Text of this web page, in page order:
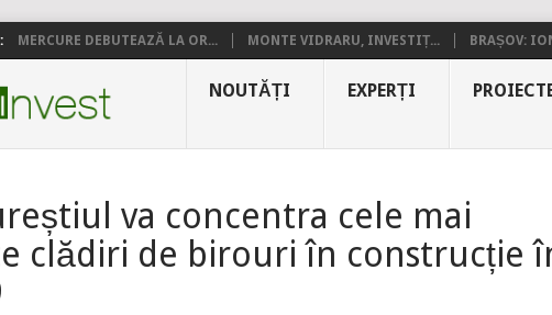
MERCURE DEBUTEAZĂ LA OR... MONTE VIDRARU, INVESTIȚ... BRAȘOV:
NOUTĂȚI EXPERȚI
va concentra cele mai
clădiri de birouri în construcție